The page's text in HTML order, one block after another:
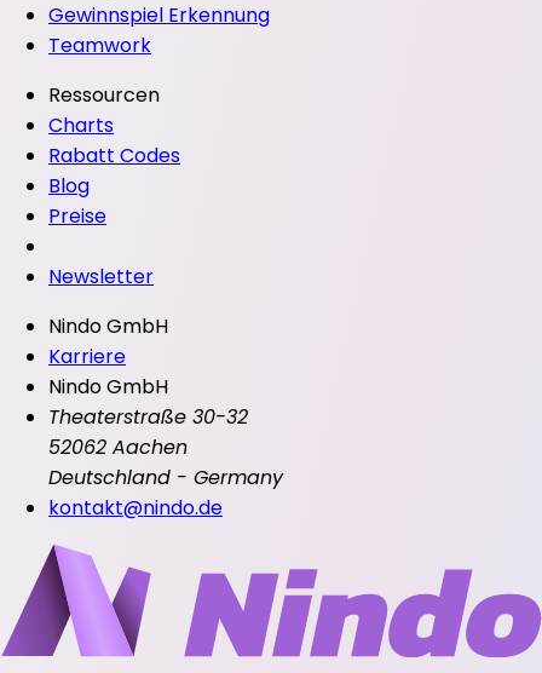
Gewinnspiel Erkennung
Teamwork
Ressourcen
Charts
Rabatt Codes
Blog
Preise
Newsletter
Nindo GmbH
Karriere
Nindo GmbH
Theaterstraße 30-32
52062 Aachen
Deutschland - Germany
kontakt@nindo.de